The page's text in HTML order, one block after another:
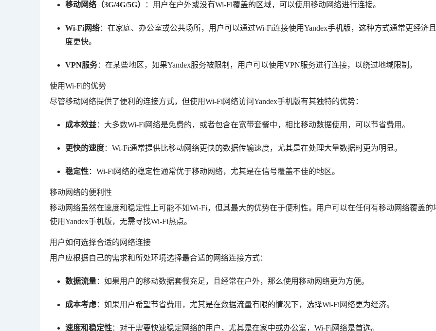
移动网络（3G/4G/5G） ：用户在户外或没有Wi-Fi覆盖的区域，可以使用移动网络进行连接。
Wi-Fi网络：在家庭、办公室或公共场所，用户可以通过Wi-Fi连接使用Yandex手机版，这种方式通常更经济
度更快。
VPN服务：在某些地区，如果Yandex服务被限制，用户可以使用VPN服务进行连接，以绕过地域限制。
使用Wi-Fi的优势
尽管移动网络提供了便利的连接方式，但使用Wi-Fi网络访问Yandex手机版有其独特的优势：
成本效益：大多数Wi-Fi网络是免费的，或者包含在宽带套餐中，相比移动数据使用，可以节省费用。
更快的速度：Wi-Fi通常提供比移动网络更快的数据传输速度，尤其是在处理大量数据时更为明显。
稳定性：Wi-Fi网络的稳定性通常优于移动网络，尤其是在信号覆盖不佳的地区。
移动网络的便利性
移动网络虽然在速度和稳定性上可能不如Wi-Fi，但其最大的优势在于便利性。用户可以在任何有移动网络覆盖的
使用Yandex手机版，无需寻找Wi-Fi热点。
用户如何选择合适的网络连接
用户应根据自己的需求和所处环境选择最合适的网络连接方式：
数据流量：如果用户的移动数据套餐充足，且经常在户外，那么使用移动网络更为方便。
成本考虑：如果用户希望节省费用，尤其是在数据流量有限的情况下，选择Wi-Fi网络更为经济。
速度和稳定性：对于需要快速稳定网络的用户，尤其是在家中或办公室，Wi-Fi网络是首选。